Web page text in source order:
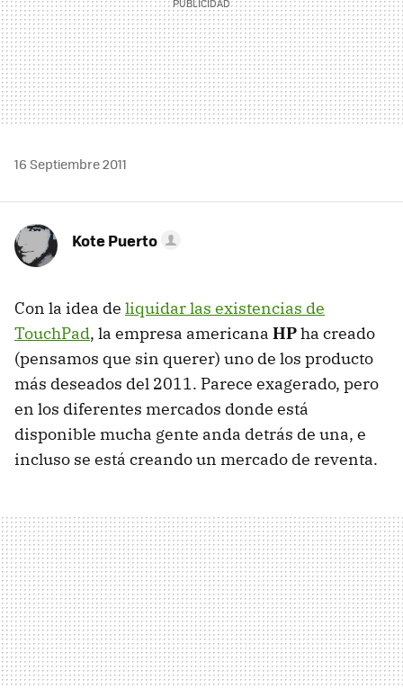
16 Septiembre 2011
Kote Puerto
Con la idea de liquidar las existencias de
TouchPad, la empresa americana HPha creado
(pensamos que sin querer) uno de los producto
más deseados del 2011. Parece exagerado, pero
en los diferentes mercados donde está
disponible mucha gente anda detrás de una, e
incluso se está creando un mercado de reventa.